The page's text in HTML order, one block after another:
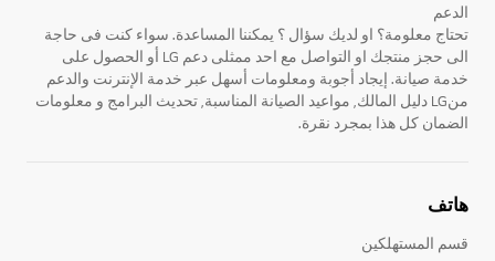
الدعم
تحتاج معلومة؟ او لديك سؤال ؟ يمكننا المساعدة. سواء كنت فى حاجة
الى حجز منتجك او التواصل مع احد ممثلى دعم LG أو الحصول على
خدمة صيانة. إيجاد أجوبة ومعلومات أسهل عبر خدمة الإنترنت والدعم
منLG دليل المالك, مواعيد الصيانة المناسبة, تحديث البرامج و معلومات
الضمان كل هذا بمجرد نقرة.
هاتف
قسم المستهلكين